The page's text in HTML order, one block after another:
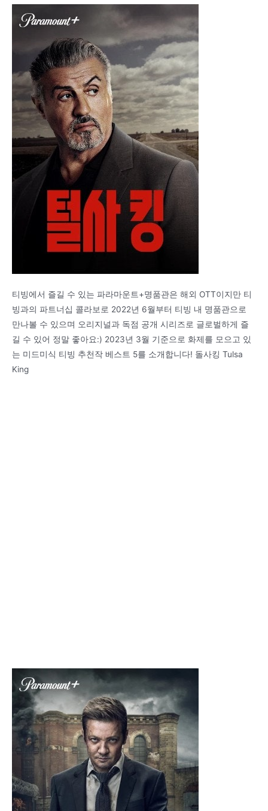
티빙에서 즐길 수 있는 파라마운트+명품관은 해외 OTT이지만 티
빙과의 파트너십 콜라보로 2022년 6월부터 티빙 내 명품관으로
만나볼 수 있으며 오리지널과 독점 공개 시리즈로 글로벌하게 즐
길 수 있어 정말 좋아요:) 2023년 3월 기준으로 화제를 모으고 있
는 미드미식 티빙 추천작 베스트 5를 소개합니다! 돌사킹 Tulsa
King